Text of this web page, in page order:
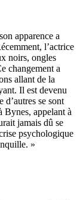
apparence a
l’actrice
noirs, ongles
changement a
allant de la
Il est devenu
d’autres se sont
Bynes, appelant à
jamais dû se
psychologique
»